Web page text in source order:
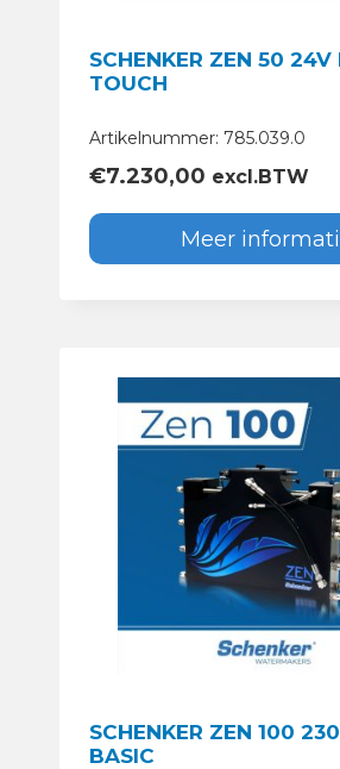
SCHENKER ZEN 50 24V
TOUCH
Artikelnummer: 785.039.0
€7.230,00 excl.BTW
Meer
SCHENKER ZEN 100
BASIC